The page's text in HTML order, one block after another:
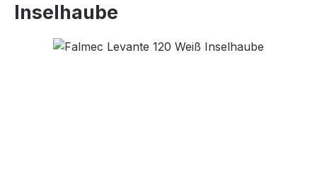
Inselhaube
Bildergalerie überspringen